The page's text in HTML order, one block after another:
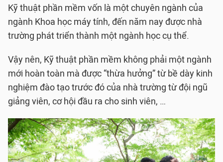
Kỹ thuật phần mềm vốn là một chuyên ngành của
ngành Khoa học máy tính, đến năm nay được nhà
trường phát triển thành một ngành học cụ thể.
Vậy nên, Kỹ thuật phần mềm không phải một ngành
mới hoàn toàn mà được “thừa hưởng” từ bề dày kinh
nghiệm đào tạo trước đó của nhà trường từ đội ngũ
giảng viên, cơ hội đầu ra cho sinh viên, …